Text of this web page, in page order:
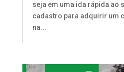
seja em uma ida rápida ao
cadastro para adquirir um
na...